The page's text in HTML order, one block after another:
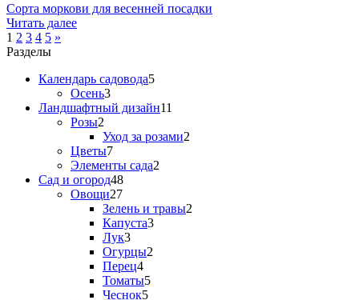
Сорта моркови для весенней посадки
Читать далее
Пагинация
записей
1 2 3 4 5 »
Разделы
Календарь садовода5
Осень3
Ландшафтный дизайн11
Розы2
Уход за розами2
Цветы7
Элементы сада2
Сад и огород48
Овощи27
Зелень и травы2
Капуста3
Лук3
Огурцы2
Перец4
Томаты5
Чеснок5